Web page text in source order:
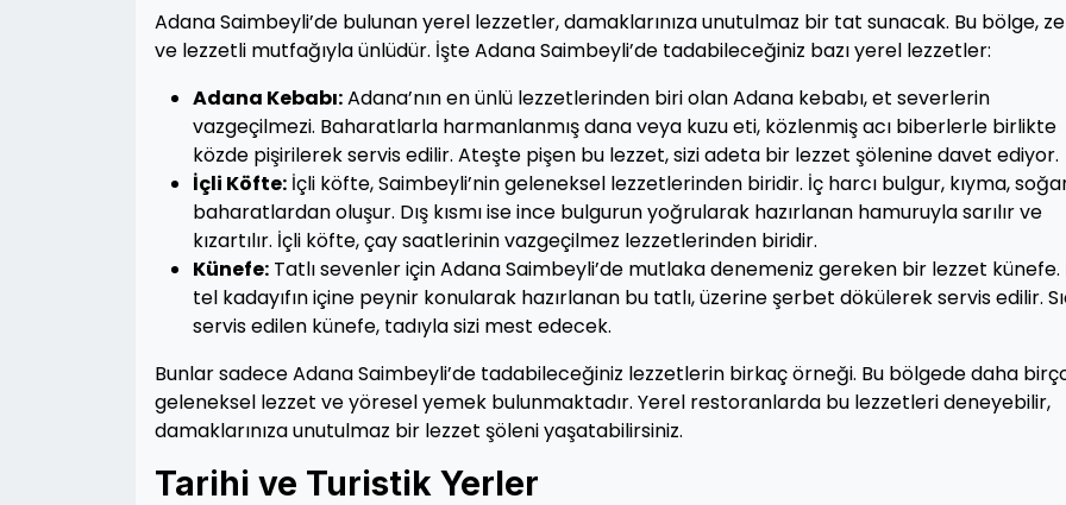
Adana Saimbeyli’de bulunan yerel lezzetler, damaklarınıza unutulmaz bir tat sunacak. Bu bölge,
ve lezzetli mutfağıyla ünlüdür. İşte Adana Saimbeyli’de tadabileceğiniz bazı yerel lezzetler:
Adana Kebabı:Adana’nın en ünlü lezzetlerinden biri olan Adana kebabı, et severlerin
vazgeçilmezi. Baharatlarla harmanlanmış dana veya kuzu eti, közlenmiş acı biberlerle birlikte
közde pişirilerek servis edilir. Ateşte pişen bu lezzet, sizi adeta bir lezzet şölenine davet ediyor.
İçli Köfte: İçli köfte, Saimbeyli’nin geleneksel lezzetlerinden biridir. İç harcı bulgur, kıyma,
baharatlardan oluşur. Dış kısmı ise ince bulgurun yoğrularak hazırlanan hamuruyla sarılır ve
kızartılır. İçli köfte, çay saatlerinin vazgeçilmez lezzetlerinden biridir.
Künefe: Tatlı sevenler için Adana Saimbeyli’de mutlaka denemeniz gereken bir lezzet
tel kadayıfın içine peynir konularak hazırlanan bu tatlı, üzerine şerbet dökülerek servis edilir.
servis edilen künefe, tadıyla sizi mest edecek.
Bunlar sadece Adana Saimbeyli’de tadabileceğiniz lezzetlerin birkaç örneği. Bu bölgede daha
geleneksel lezzet ve yöresel yemek bulunmaktadır. Yerel restoranlarda bu lezzetleri deneyebilir,
damaklarınıza unutulmaz bir lezzet şöleni yaşatabilirsiniz.
Tarihi ve Turistik Yerler